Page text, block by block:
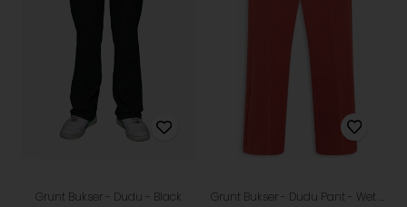
Grunt Bukser - Dudu - Black Grunt Bukser - Dudu Pant - Wet Clay